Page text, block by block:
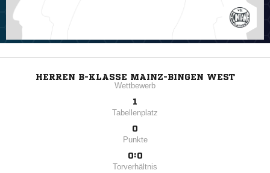
HERREN B-KLASSE MAINZ-BINGEN WEST
Wettbewerb
1
Tabellenplatz
0
Punkte
0:0
Torverhältnis